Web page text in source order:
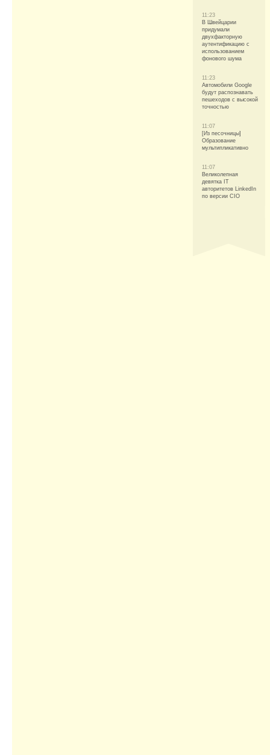
11:23
В Швейцарии
придумали
двухфакторную
аутентификацию с
использованием
фонового шума
11:23
Автомобили Google
будут распознавать
пешеходов с высокой
точностью
11:07
[Из песочницы]
Образование
мультипликативно
11:07
Великолепная
девятка IT
авторитетов LinkedIn
по версии CIO